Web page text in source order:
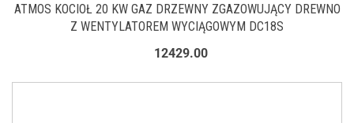
ATMOS KOCIOŁ 20 KW GAZ DRZEWNY ZGAZOWUJĄCY DREWNO
Z WENTYLATOREM WYCIĄGOWYM DC18S
12429.00